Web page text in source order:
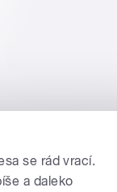
se rád vrací.
a daleko